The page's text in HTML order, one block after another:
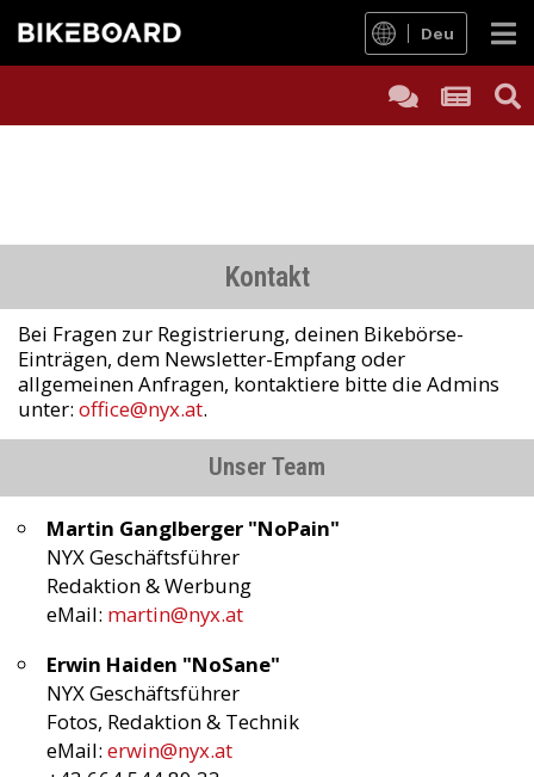
Deu
Kontakt
Bei Fragen zur Registrierung, deinen Bikebörse-
Einträgen, dem Newsletter-Empfang oder
allgemeinen Anfragen, kontaktiere bitte die Admins
unter: office@nyx.at.
Unser Team
Martin Ganglberger "NoPain"
NYX Geschäftsführer
Redaktion & Werbung
eMail: martin@nyx.at
Erwin Haiden "NoSane"
NYX Geschäftsführer
Fotos, Redaktion & Technik
eMail: erwin@nyx.at